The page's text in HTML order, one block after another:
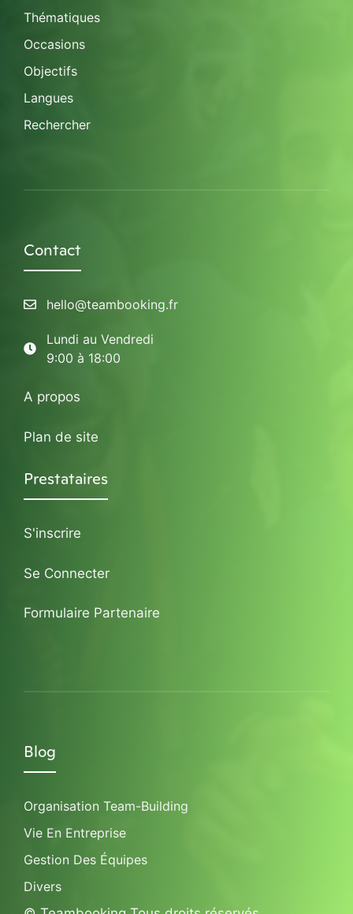
Thématiques
Occasions
Objectifs
Langues
Rechercher
Contact
hello@teambooking.fr
Lundi au Vendredi
9:00 à 18:00
A propos
Plan de site
Prestataires
S'inscrire
Se Connecter
Formulaire Partenaire
Blog
Organisation Team-Building
Vie En Entreprise
Gestion Des Équipes
Divers